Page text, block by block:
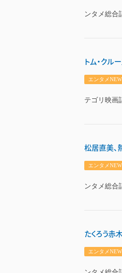
ンタメ総合
トム・クル
エンタメ
テゴリ映画
松居直美、
エンタメ
ンタメ総合
たくろう赤
エンタメ